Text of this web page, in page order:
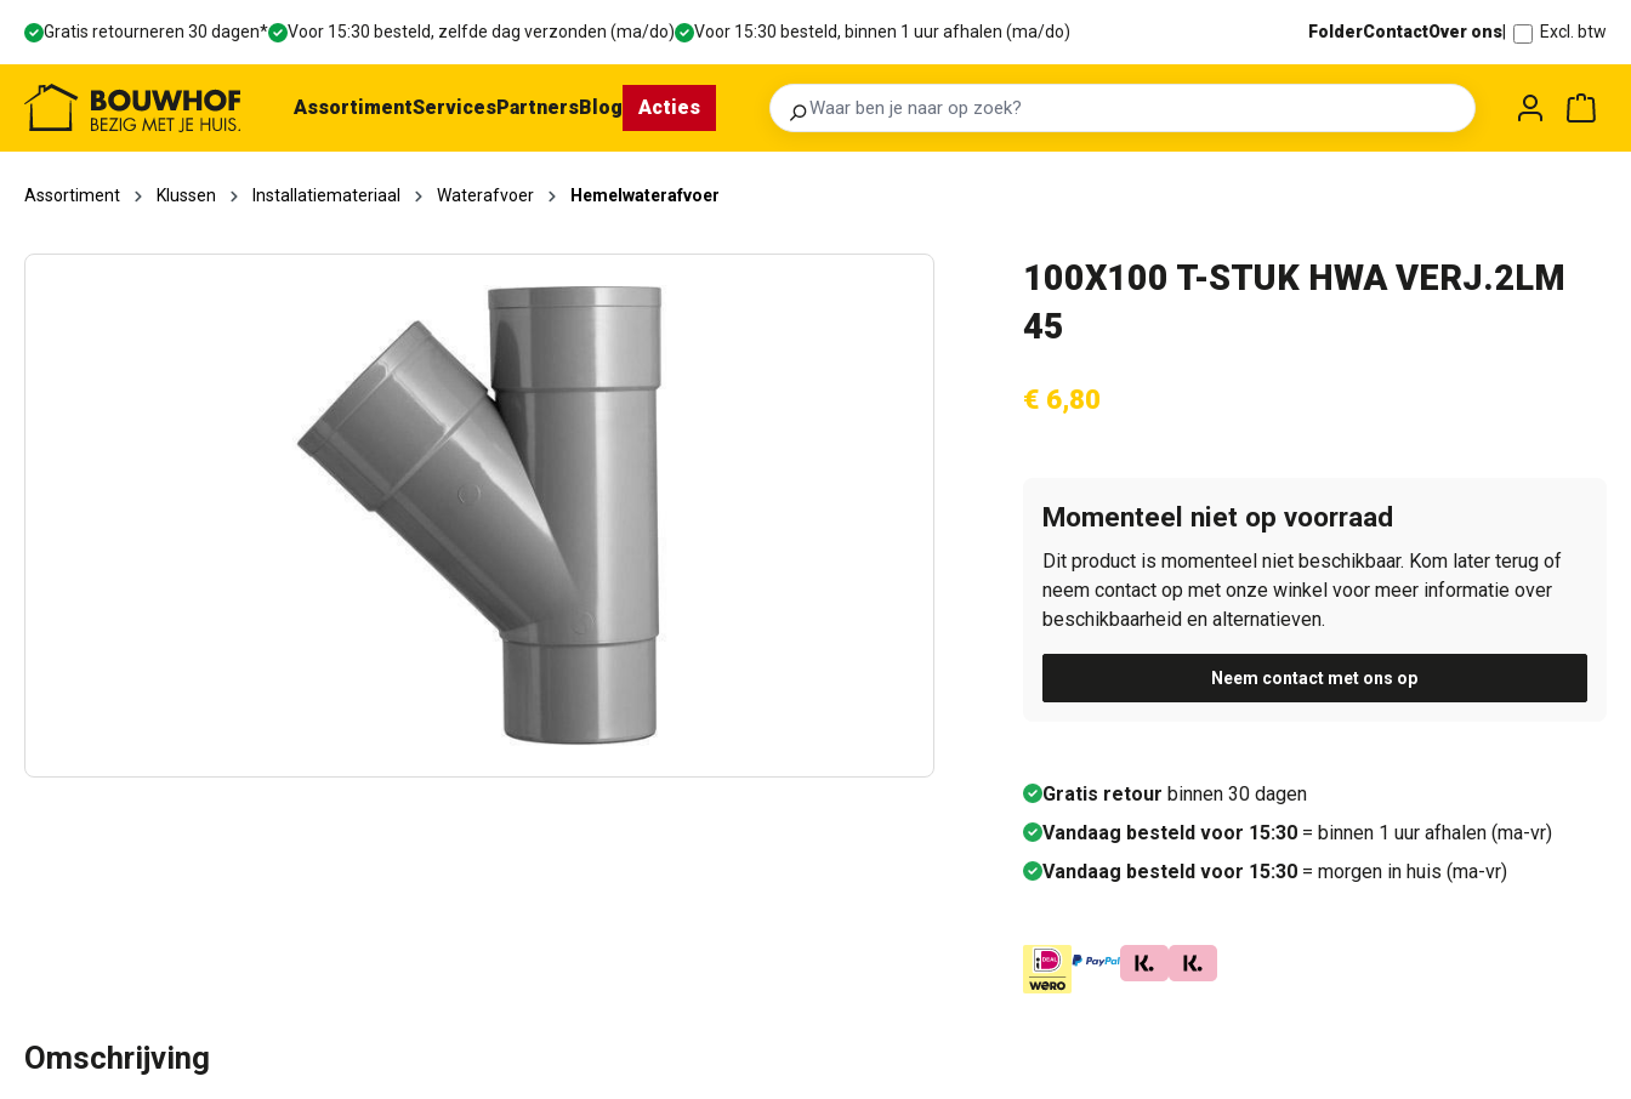
Ga naar de hoofdnavigatie
Gratis retourneren 30 dagen* Voor 15:30 besteld, zelfde dag verzonden (ma/do) Voor 15:30 besteld, binnen 1 uur afhalen (ma/do) FolderContactOver ons Excl. btw
Zoeken
AssortimentServicesPartnersBlog Acties
Assortiment Klussen Installatiemateriaal Waterafvoer Hemelwaterafvoer
100X100 T-STUK HWA VERJ.2LM
45
€ 6,80
Momenteel niet op voorraad
Dit product is momenteel niet beschikbaar. Kom later terug of
neem contact op met onze winkel voor meer informatie over
beschikbaarheid en alternatieven.
Neem contact met ons op
Gratis retour binnen 30 dagen
Vandaag besteld voor 15:30= binnen 1 uur afhalen (ma-vr)
Vandaag besteld voor 15:30= morgen in huis (ma-vr)
Omschrijving